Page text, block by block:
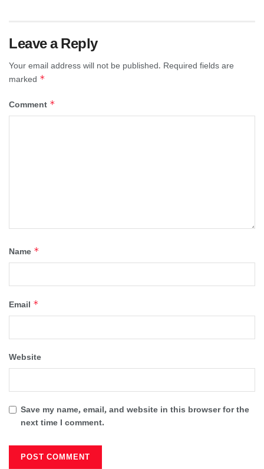
Leave a Reply
Your email address will not be published. Required fields are
marked *
Comment *
Name *
Email *
Website
Save my name, email, and website in this browser for the
next time I comment.